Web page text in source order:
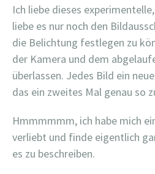
Ich liebe dieses
liebe es nur noch den
die Belichtung festlegen zu
der Kamera und dem
überlassen. Jedes Bild ein
das ein zweites Mal genau so
Hmmmmmm, ich habe mich
verliebt und finde eigentlich
es zu beschreiben.